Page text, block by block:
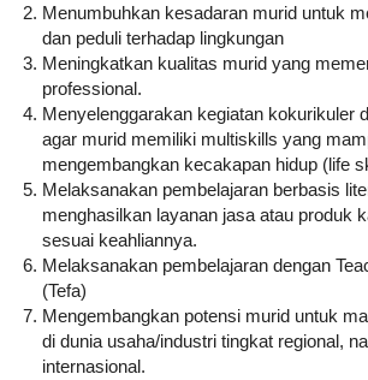
Menumbuhkan kesadaran murid untuk
dan peduli terhadap lingkungan
Meningkatkan kualitas murid yang
professional.
Menyelenggarakan kegiatan kokurikuler
agar murid memiliki multiskills yang
mengembangkan kecakapan hidup (life
Melaksanakan pembelajaran berbasis
menghasilkan layanan jasa atau produk
sesuai keahliannya.
Melaksanakan pembelajaran dengan
(Tefa)
Mengembangkan potensi murid untuk
di dunia usaha/industri tingkat regional,
internasional.